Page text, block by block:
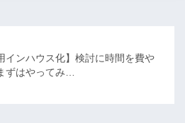
インハウス化】検討に時間を費や
ずはやってみ…